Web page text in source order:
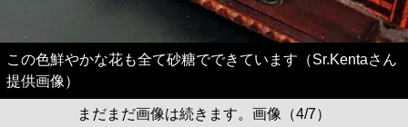
この色鮮やかな花も全て砂糖でできています（Sr.Kentaさん
提供画像）
まだまだ画像は続きます。画像（4/7）